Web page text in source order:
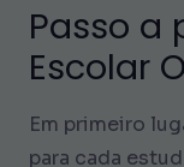
Passo a
Escolar
Em primeiro
para cada